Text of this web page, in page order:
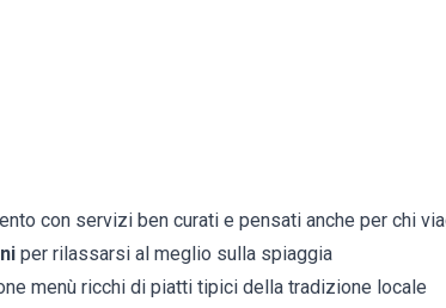
con servizi ben curati e pensati anche per chi
per rilassarsi al meglio sulla spiaggia
menù ricchi di piatti tipici della tradizione locale